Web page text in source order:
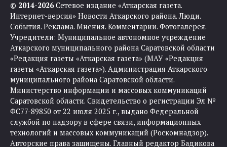
© 2014-2026Сетевое издание «Аткарская газета.
Интернет-версия» Новости Аткарского района. Люди.
События. Реклама. Мнения. Комментарии. Фотогалерея.
Учредители: Муниципальное автономное учреждение
Аткарского муниципального района Саратовской области
«Редакция газеты «Аткарская газета» (МАУ «Редакция
газеты «Аткарская газета»). Администрация Аткарского
муниципального района Саратовской области.
Министерство информации и массовых коммуникаций
Саратовской области. Свидетельство о регистрации Эл №
ФС77-89850 от 22 июля 2025 г., выдано Федеральной
службой по надзору в сфере связи, информационных
технологий и массовых коммуникаций (Роскомнадзор).
Авторские права защищены. Главный редактор Бадикова